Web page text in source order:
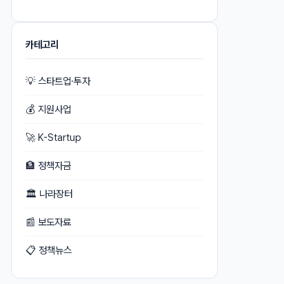
카테고리
💡 스타트업·투자
💰 지원사업
🚀 K-Startup
🏦 정책자금
🏛 나라장터
📰 보도자료
📋 정책뉴스